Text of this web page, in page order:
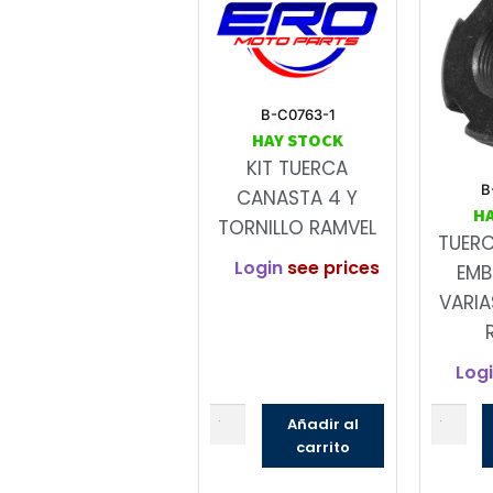
B-C0763-1
HAY STOCK
KIT TUERCA
CANASTA 4 Y
TORNILLO RAMVEL
Login see prices
Añadir al
carrito